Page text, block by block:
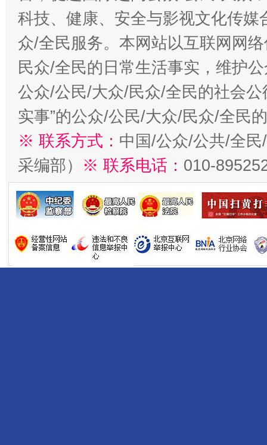
科技、健康、安全与影视文化传
众/全民服务。本网站以互联网网
民众/全民的日常生活事实，维护
公众/公民/大众/民众/全民的社会公
实事”的公众/公民/大众/民众/全民
※ 联系方式： 中国/公众/公共/全
采编部） ※ 联系电话： 010-